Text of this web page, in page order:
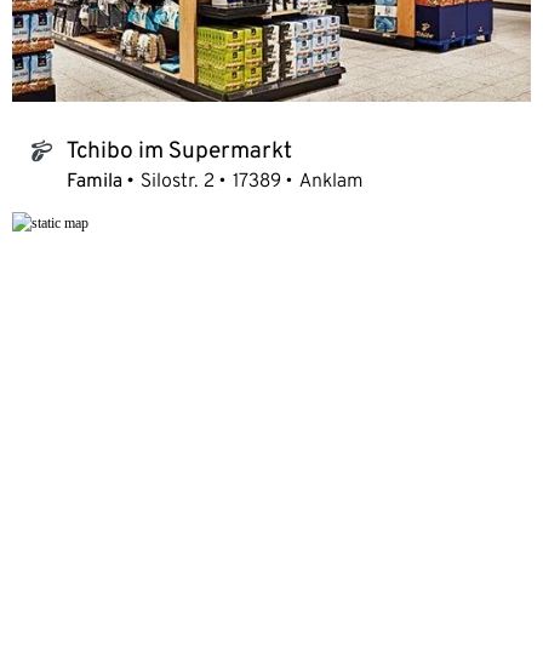
tchibo_logo Tchibo im Supermarkt
Famila Silostr. 2 17389 Anklam